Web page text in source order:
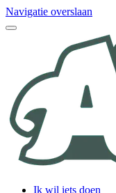
Navigatie overslaan
Ik wil iets doen